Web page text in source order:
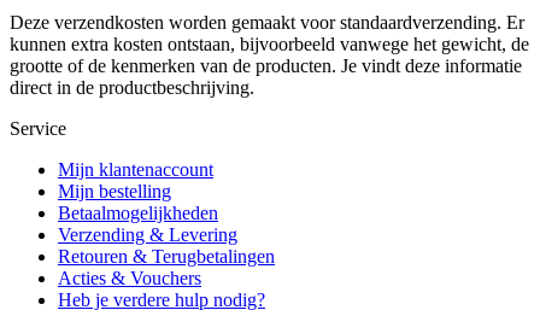
Deze verzendkosten worden gemaakt voor standaardverzending. Er
kunnen extra kosten ontstaan, bijvoorbeeld vanwege het gewicht, de
grootte of de kenmerken van de producten. Je vindt deze informatie
direct in de productbeschrijving.
Service
Mijn klantenaccount
Mijn bestelling
Betaalmogelijkheden
Verzending & Levering
Retouren & Terugbetalingen
Acties & Vouchers
Heb je verdere hulp nodig?